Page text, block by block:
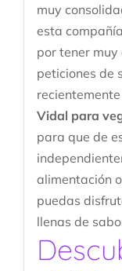
muy
esta
por tener muy
peticiones de
Vidal para
para que de
alimentación
puedas
llenas de